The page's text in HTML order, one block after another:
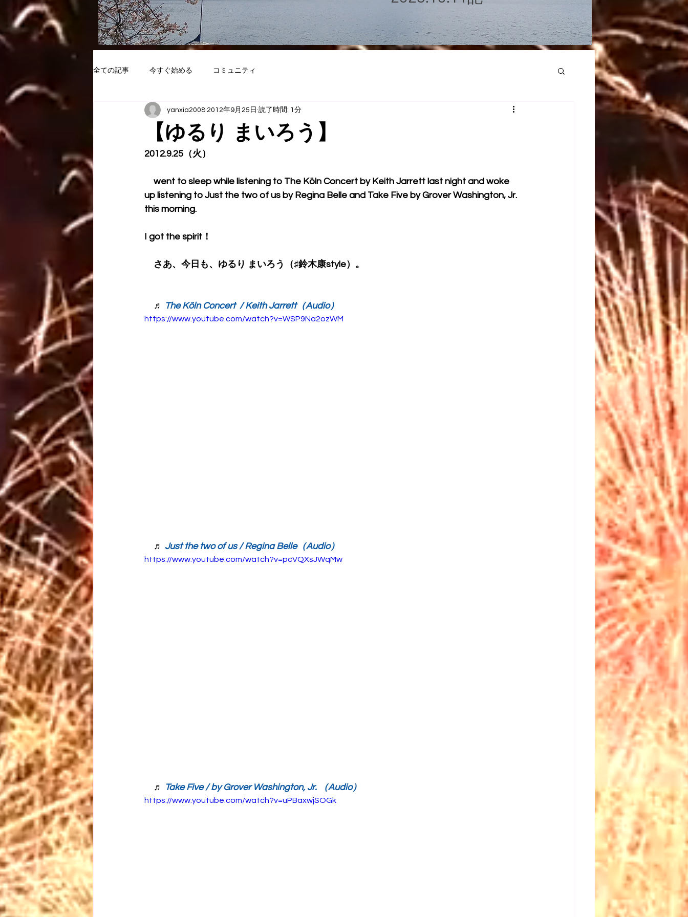
全ての記事 今すぐ始める コミュニティ
【ゆるり まいろう】
yanxia2008 2012年9月25日 読了時間: 1分
2012.9.25（火）
went to sleep while listening to The Köln Concert by Keith Jarrett last night and woke
up listening to Just the two of us by Regina Belle and Take Five by Grover Washington, Jr.
this morning.
I got the spirit！
さあ、今日も、ゆるり まいろう（♯鈴木康style）。
♬ The Köln Concert  / Keith Jarrett（Audio）
https://www.youtube.com/watch?v=WSP9Na2ozWM
♬ Just the two of us / Regina Belle（Audio）
https://www.youtube.com/watch?v=pcVQXsJWqMw
♬ Take Five / by Grover Washington, Jr. （Audio）
https://www.youtube.com/watch?v=uPBaxwjSOGk